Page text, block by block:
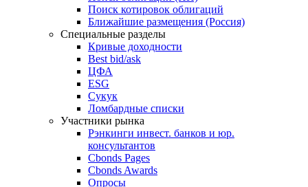
Облигации
Поиски
Поиск облигаций & Карты рынка
Поиск облигаций (ИИ)
Поиск котировок облигаций
Ближайшие размещения (Россия)
Специальные разделы
Кривые доходности
Best bid/ask
ЦФА
ESG
Сукук
Ломбардные списки
Участники рынка
Рэнкинги инвест. банков и юр.